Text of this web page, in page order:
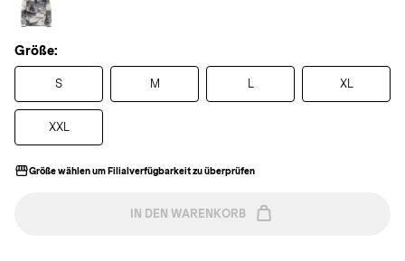
Größe:
S M L XL
XXL
Größe wählen um Filialverfügbarkeit zu überprüfen
IN DEN WARENKORB